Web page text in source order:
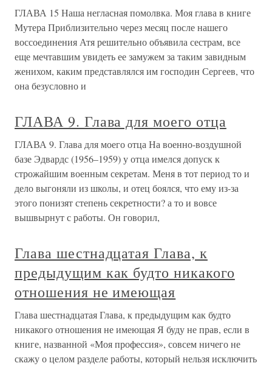
ГЛАВА 15 Наша негласная помолвка. Моя глава в книге
Мутера Приблизительно через месяц после нашего
воссоединения Атя решительно объявила сестрам, все
еще мечтавшим увидеть ее замужем за таким завидным
женихом, каким представлялся им господин Сергеев, что
она безусловно и
ГЛАВА 9. Глава для моего отца
ГЛАВА 9. Глава для моего отца На военно-воздушной
базе Эдвардс (1956–1959) у отца имелся допуск к
строжайшим военным секретам. Меня в тот период то и
дело выгоняли из школы, и отец боялся, что ему из-за
этого понизят степень секретности? а то и вовсе
вышвырнут с работы. Он говорил,
Глава шестнадцатая Глава, к
предыдущим как будто никакого
отношения не имеющая
Глава шестнадцатая Глава, к предыдущим как будто
никакого отношения не имеющая Я буду не прав, если в
книге, названной «Моя профессия», совсем ничего не
скажу о целом разделе работы, который нельзя исключить